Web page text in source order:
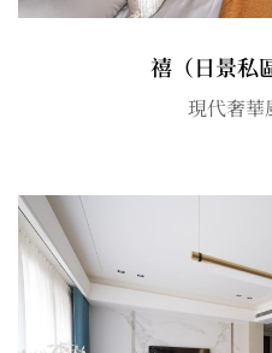
禧（日景私
現代奢華